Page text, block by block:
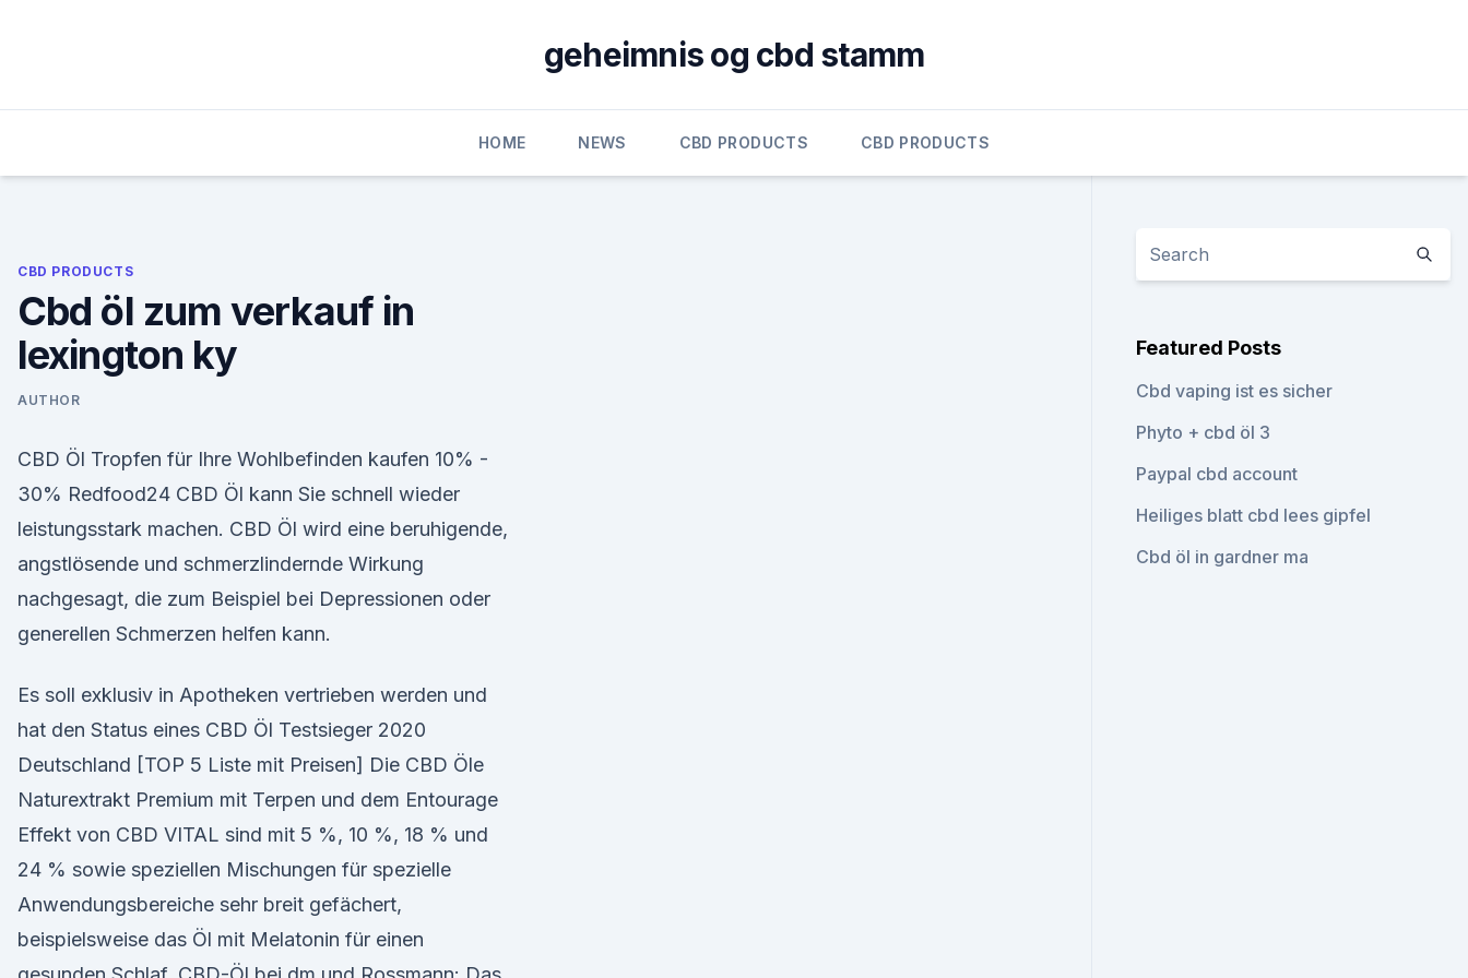
geheimnis og cbd stamm
HOME NEWS CBD PRODUCTS CBD PRODUCTS
CBD PRODUCTS
Cbd öl zum verkauf in
lexington ky
AUTHOR
CBD Öl Tropfen für Ihre Wohlbefinden kaufen 10% -
30% Redfood24 CBD Öl kann Sie schnell wieder
leistungsstark machen. CBD Öl wird eine beruhigende,
angstlösende und schmerzlindernde Wirkung
nachgesagt, die zum Beispiel bei Depressionen oder
generellen Schmerzen helfen kann.
Es soll exklusiv in Apotheken vertrieben werden und
hat den Status eines CBD Öl Testsieger 2020
Deutschland [TOP 5 Liste mit Preisen] Die CBD Öle
Naturextrakt Premium mit Terpen und dem Entourage
Effekt von CBD VITAL sind mit 5 %, 10 %, 18 % und
24 % sowie speziellen Mischungen für spezielle
Anwendungsbereiche sehr breit gefächert,
beispielsweise das Öl mit Melatonin für einen
Featured Posts
Cbd vaping ist es sicher
Phyto + cbd öl 3
Paypal cbd account
Heiliges blatt cbd lees gipfel
Cbd öl in gardner ma